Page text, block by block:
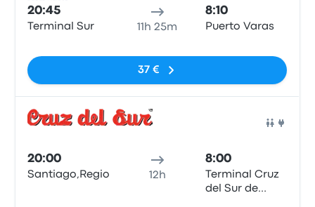
20:45
Terminal Sur 11h 25m
8:10
Puerto Varas
37 €
20:00
Santiago,RegionMetropolitana,Chile
12h
8:00
Terminal Cruz
del Sur de